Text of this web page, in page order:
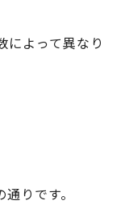
によって異なり
りです。